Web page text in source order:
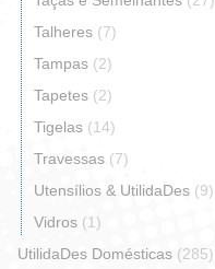
Talheres (7)
Tampas (2)
Tapetes (2)
Tigelas (14)
Travessas (7)
Utensílios & UtilidaDes (9)
Vidros (1)
UtilidaDes Domésticas (285)